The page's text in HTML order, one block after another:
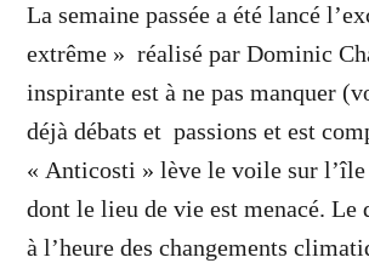
La semaine passée a été lancé
extrême » réalisé par Dominic
inspirante est à ne pas manquer
déjà débats et passions et est
« Anticosti » lève le voile sur
dont le lieu de vie est menacé. Le
à l’heure des changements